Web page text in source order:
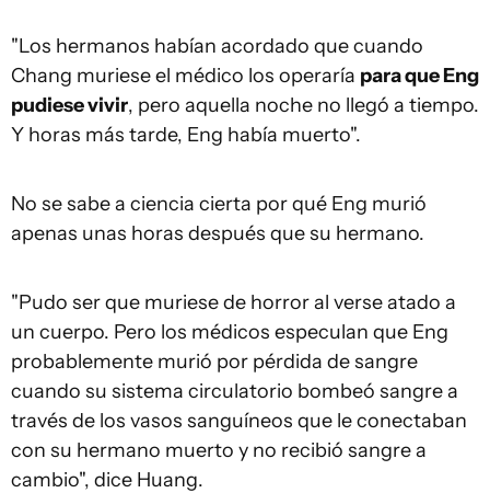
"Los hermanos habían acordado que cuando
Chang muriese el médico los operaría para que Eng
pudiese vivir, pero aquella noche no llegó a tiempo.
Y horas más tarde, Eng había muerto".
No se sabe a ciencia cierta por qué Eng murió
apenas unas horas después que su hermano.
"Pudo ser que muriese de horror al verse atado a
un cuerpo. Pero los médicos especulan que Eng
probablemente murió por pérdida de sangre
cuando su sistema circulatorio bombeó sangre a
través de los vasos sanguíneos que le conectaban
con su hermano muerto y no recibió sangre a
cambio", dice Huang.